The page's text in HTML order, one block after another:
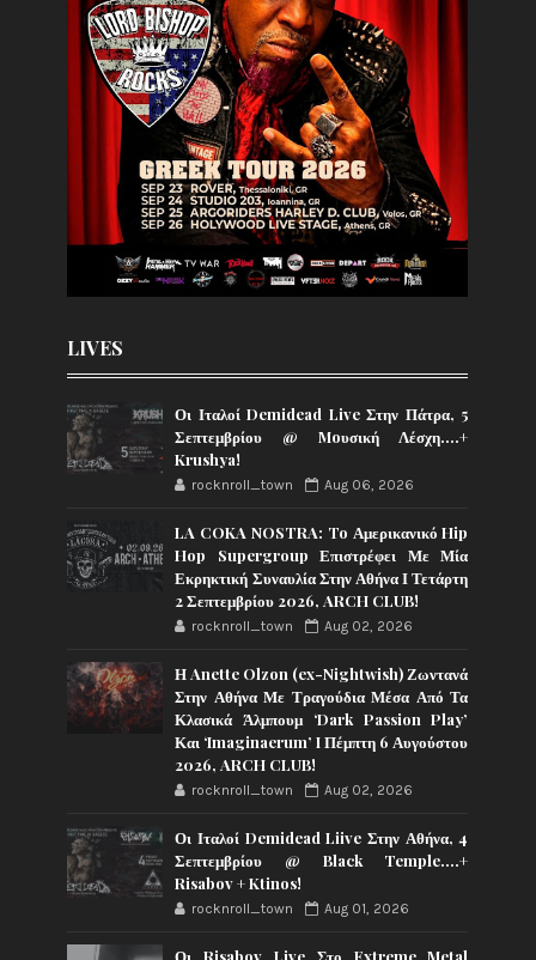
LIVES
Οι Ιταλοί Demidead Live Στην Πάτρα, 5
Σεπτεμβρίου @ Moυσική Λέσχη….+
Krushya!
rocknroll_town Aug 06, 2026
LA COKA NOSTRA: To Αμερικανικό Hip
Hop Supergroup Επιστρέφει Με Μία
Εκρηκτική Συναυλία Στην Αθήνα Ι Τετάρτη
2 Σεπτεμβρίου 2026, ARCH CLUB!
rocknroll_town Aug 02, 2026
Η Anette Olzon (ex-Nightwish) Ζωντανά
Στην Αθήνα Με Τραγούδια Μέσα Από Τα
Κλασικά Άλμπουμ ‘Dark Passion Play’
Και ‘Imaginaerum’ I Πέμπτη 6 Αυγούστου
2026, ARCH CLUB!
rocknroll_town Aug 02, 2026
Οι Ιταλοί Demidead Liive Στην Αθήνα, 4
Σεπτεμβρίου @ Black Temple….+
Risabov + Ktinos!
rocknroll_town Aug 01, 2026
Οι Risabov Live Στο Extreme Metal